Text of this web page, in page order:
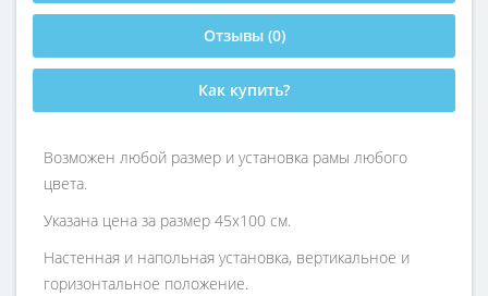
Отзывы (0)
Как купить?
Возможен любой размер и установка рамы любого
цвета.
Указана цена за размер 45х100 см.
Настенная и напольная установка, вертикальное и
горизонтальное положение.